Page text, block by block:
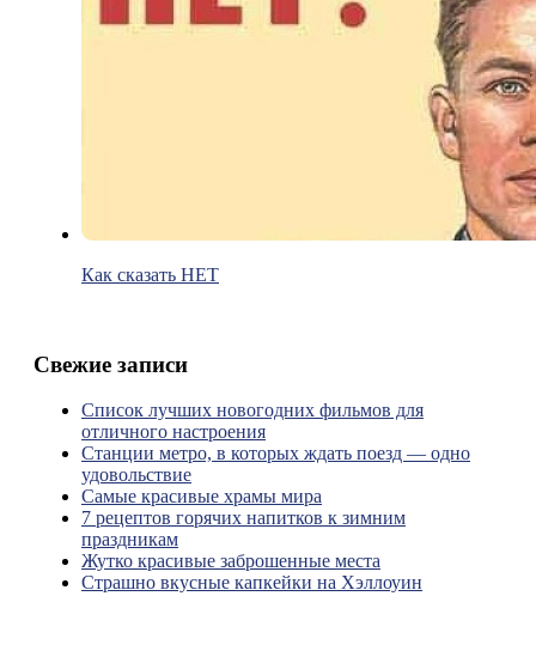
Как сказать НЕТ
Свежие записи
Список лучших новогодних фильмов для
отличного настроения
Станции метро, в которых ждать поезд — одно
удовольствие
Самые красивые храмы мира
7 рецептов горячих напитков к зимним
праздникам
Жутко красивые заброшенные места
Страшно вкусные капкейки на Хэллоуин